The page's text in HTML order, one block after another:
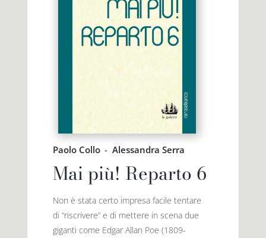
Paolo Collo - Alessandra Serra
Mai più! Reparto 6
Non è stata certo impresa facile tentare
di “riscrivere” e di mettere in scena due
giganti come Edgar Allan Poe (1809-